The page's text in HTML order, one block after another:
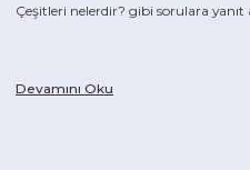
Çeşitleri nelerdir? gibi sorulara yanıt
Devamını Oku